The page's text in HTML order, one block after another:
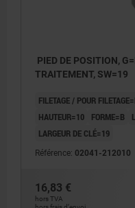
PIED DE POSITION,
TRAITEMENT, SW=19
FILETAGE / POUR
HAUTEUR=10
FORME=B
LARGEUR DE CLÉ=19
Référence: 02041-212010
16,83 €
hors TVA